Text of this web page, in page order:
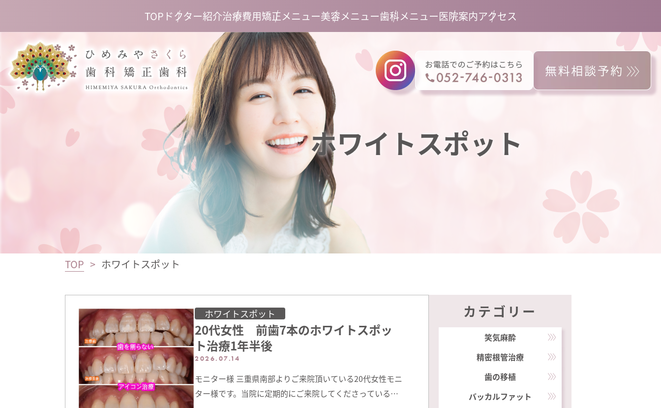
TOP ドクター紹介治療費用矯正メニュー美容メニュー歯科メニュー医院案内アクセス
ホワイトスポット
TOP ホワイトスポット
ホワイトスポット
20代女性 前歯7本のホワイトスポッ
ト治療1年半後
2026.07.14
モニター様 三重県南部よりご来院頂いている20代女性モニ
ター様です。当院に定期的にご来院してくださっているた
カテゴリー
笑気麻酔
精密根管治療
歯の移植
バッカルファット